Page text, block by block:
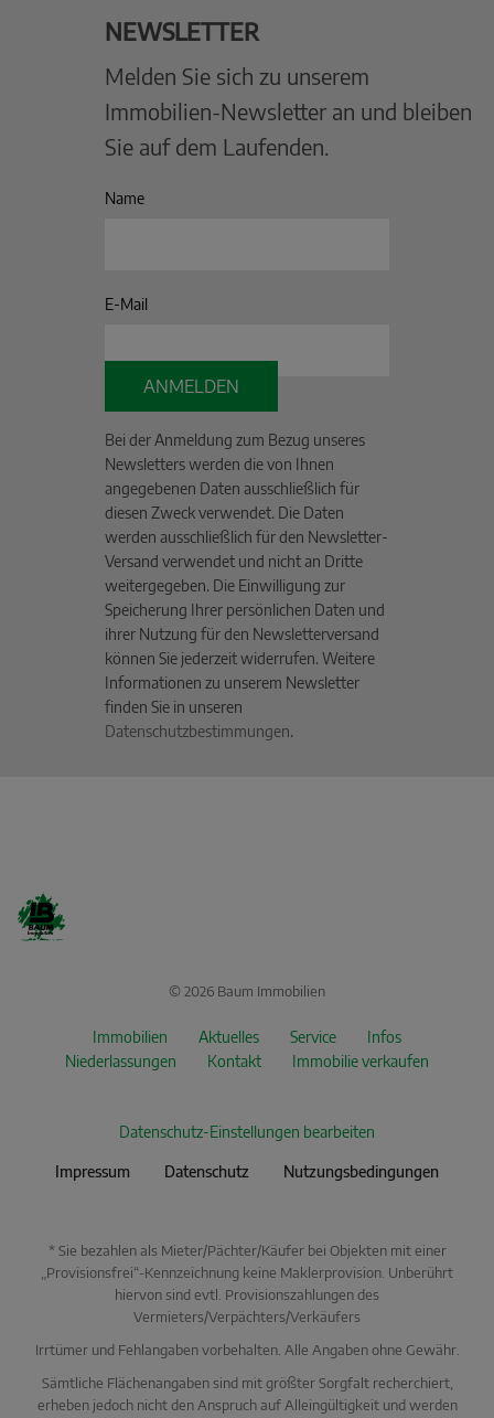
NEWSLETTER
Melden Sie sich zu unserem
Immobilien-Newsletter an und bleiben
Sie auf dem Laufenden.
Name
E-Mail
ANMELDEN
Bei der Anmeldung zum Bezug unseres
Newsletters werden die von Ihnen
angegebenen Daten ausschließlich für
diesen Zweck verwendet. Die Daten
werden ausschließlich für den Newsletter-
Versand verwendet und nicht an Dritte
weitergegeben. Die Einwilligung zur
Speicherung Ihrer persönlichen Daten und
ihrer Nutzung für den Newsletterversand
können Sie jederzeit widerrufen. Weitere
Informationen zu unserem Newsletter
finden Sie in unseren
Datenschutzbestimmungen.
© 2026 Baum Immobilien
Immobilien Aktuelles Service
Infos
Niederlassungen
Kontakt Immobilie verkaufen
Datenschutz-Einstellungen bearbeiten
Impressum Datenschutz Nutzungsbedingungen
* Sie bezahlen als Mieter/Pächter/Käufer bei Objekten mit einer
„Provisionsfrei“-Kennzeichnung keine Maklerprovision. Unberührt
hiervon sind evtl. Provisionszahlungen des
Vermieters/Verpächters/Verkäufers
Irrtümer und Fehlangaben vorbehalten. Alle Angaben ohne Gewähr.
Sämtliche Flächenangaben sind mit größter Sorgfalt recherchiert,
erheben jedoch nicht den Anspruch auf Alleingültigkeit und werden